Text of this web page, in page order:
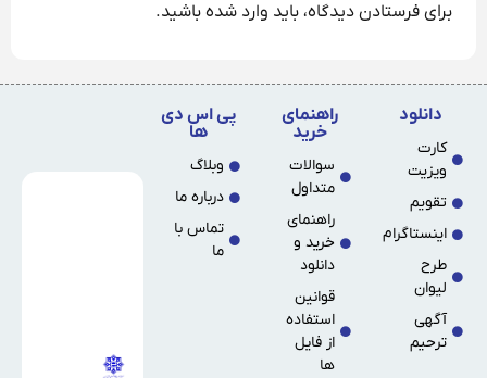
برای فرستادن دیدگاه، باید وارد شده باشید.
دانلود
کارت
ویزیت
تقویم
اینستاگرام
طرح
لیوان
آگهی
ترحیم
راهنمای
خرید
سوالات
متداول
راهنمای
خرید و
دانلود
قوانین
استفاده
از فایل
ها
پی اس دی
ها
وبلاگ
درباره ما
تماس با
ما